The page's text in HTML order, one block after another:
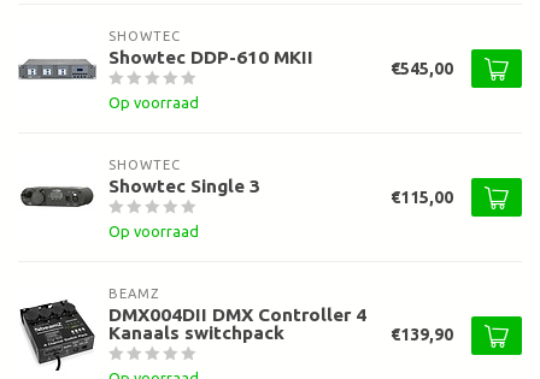
SHOWTEC
Showtec DDP-610 MKII
Op voorraad
€545,00
SHOWTEC
Showtec Single 3
Op voorraad
€115,00
BEAMZ
DMX004DII DMX Controller 4
Kanaals switchpack
€139,90